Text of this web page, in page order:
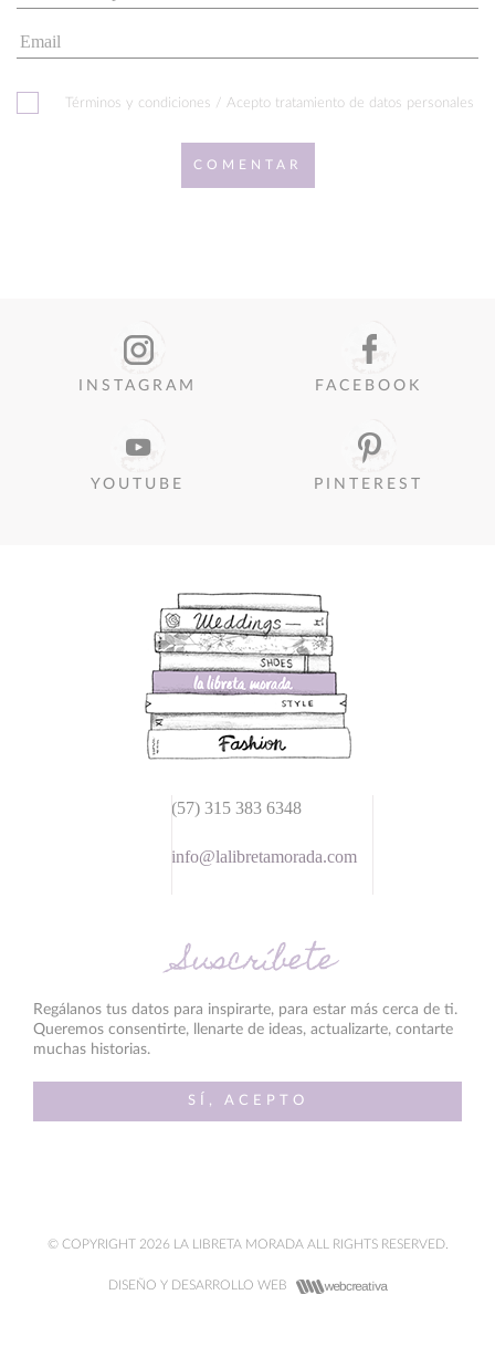
Términos y condiciones / Acepto tratamiento de datos personales
COMENTAR
INSTAGRAM FACEBOOK
YOUTUBE PINTEREST
(57) 315 383 6348
info@lalibretamorada.com
Suscríbete
Regálanos tus datos para inspirarte, para estar más cerca de ti.
Queremos consentirte, llenarte de ideas, actualizarte, contarte
muchas historias.
SÍ, ACEPTO
© COPYRIGHT 2026 LA LIBRETA MORADA ALL RIGHTS RESERVED.
DISEÑO Y DESARROLLO WEB